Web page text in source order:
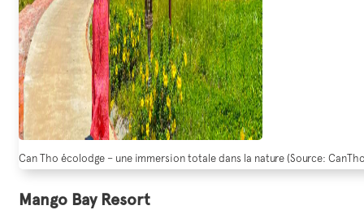
Can Tho écolodge – une immersion totale dans la nature (Source:
Mango Bay Resort